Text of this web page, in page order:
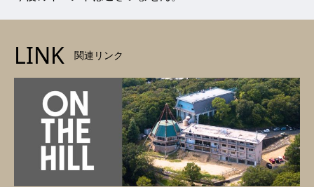
LINK 関連リンク